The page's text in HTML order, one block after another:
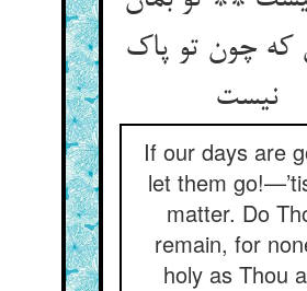
که چون تو پاک
نیست‌‌
If our days are
let them
matter. Do
remain, for
holy as Thou